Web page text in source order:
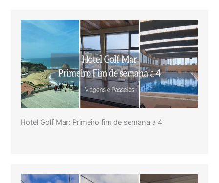
Hotel Golf Mar: Primeiro fim de semana a 4